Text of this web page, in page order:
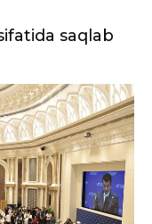
saqlab